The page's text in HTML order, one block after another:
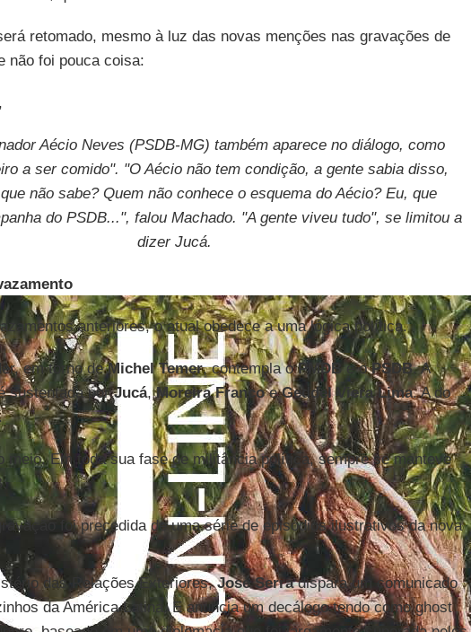
retomado, mesmo à luz das novas menções nas gravações de
não foi pouca coisa:
Aécio Neves (PSDB-MG) também aparece no diálogo, como
a ser comido". "O Aécio não tem condição, a gente sabia disso,
não sabe? Quem não conhece o esquema do Aécio? Eu, que
do PSDB...", falou Machado. "A gente viveu tudo", se limitou a
dizer Jucá.
anteriores, o atual obedece a uma lógica política.
em torno deMichel Temer, contempla oPMDBe oPSDB. A
sustentada porJucá,Moreira FrancoeGeddel Viera Lima. A do
meio. Em toda sua fase de militância política, sempre se manteve
foi precedida de uma série de episódios ilustrativos da nova
das Relações Exteriores,José Serradispara um comunicado
da América Latina. E anuncia um decálogo tendo como ghost